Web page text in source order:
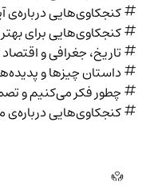
کنجکاوی‌هایی درباره‌ی
کنجکاوی‌هایی برای
تاریخ،‌ جغرافی و
داستان چیزها و
چطور فکر می‌کنیم و
کنجکاوی‌هایی